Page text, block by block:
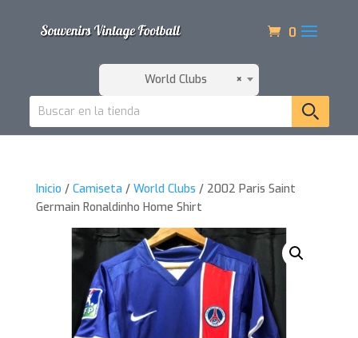
0
×
World Clubs
Inicio / Camiseta / World Clubs / 2002 Paris Saint
Germain Ronaldinho Home Shirt